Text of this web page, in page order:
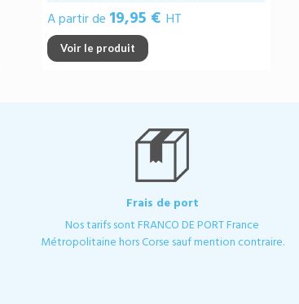
A partir de 19,95 € HT
Voir le produit
Frais de port
Nos tarifs sont FRANCO DE PORT France
Métropolitaine hors Corse sauf mention contraire.